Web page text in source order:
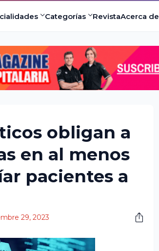
Categorías RevistaAcerca de
obligan a
en al menos
pacientes a
29, 2023